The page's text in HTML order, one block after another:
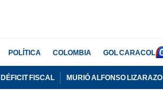
POLÍTICA COLOMBIA GOL CARACOL
DÉFICIT FISCAL MURIÓ ALFONSO LIZARAZO